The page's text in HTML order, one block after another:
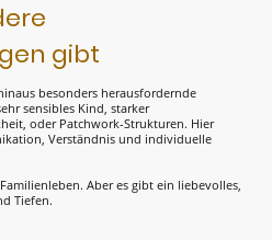
gibt
besonders herausfordernde
sensibles Kind, starker
oder Patchwork-Strukturen. Hier
Verständnis und individuelle
Aber es gibt ein liebevolles,
Tiefen.